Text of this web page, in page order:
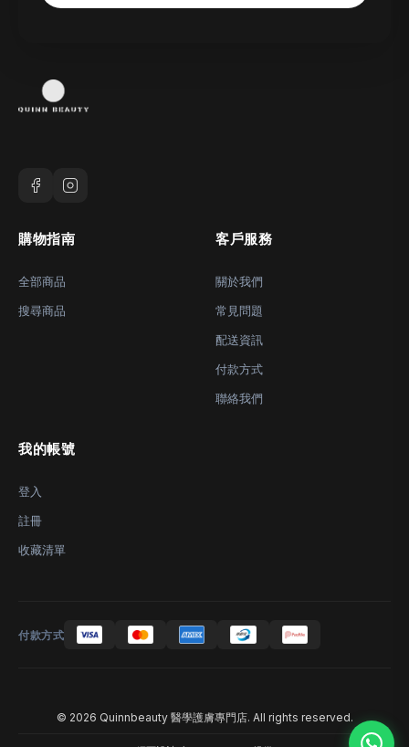
購物指南
全部商品
搜尋商品
客戶服務
關於我們
常見問題
配送資訊
付款方式
聯絡我們
我的帳號
登入
註冊
收藏清單
付款方式
© 2026 Quinnbeauty 醫學護膚專門店. All rights reserved.